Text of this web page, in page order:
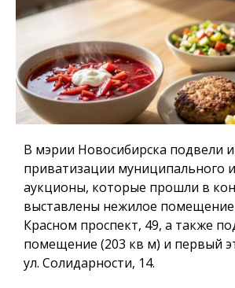
В мэрии Новосибирска подвели
приватизации муниципального
аукционы, которые прошли в
выставлены нежилое
Красном проспект, 49, а также
помещение (203 кв м) и первый
ул. Солидарности, 14.